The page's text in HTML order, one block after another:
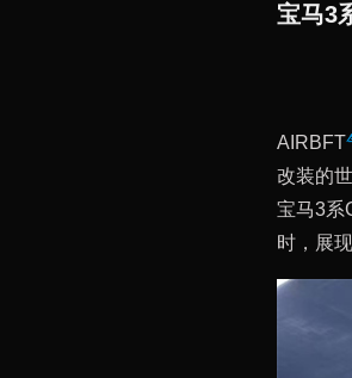
宝马3
AIRBFT
改装的
宝马3系
时，展